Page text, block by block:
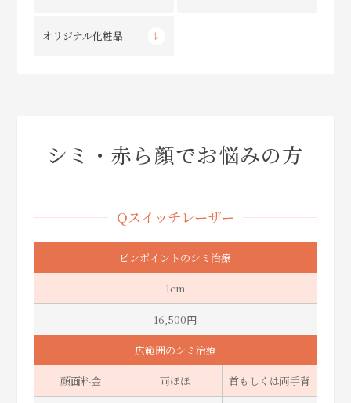
オリジナル化粧品
シミ・赤ら顔でお悩みの方
Qスイッチレーザー
ピンポイントのシミ治療
1cm
16,500円
広範囲のシミ治療
顔面料金 両ほほ 首もしくは両手背